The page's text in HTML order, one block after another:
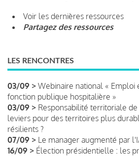
Voir les dernières ressources
Partagez des ressources
LES RENCONTRES
03/09 > Webinaire national « Emploi
fonction publique hospitalière »
03/09 > Responsabilité territoriale
leviers pour des territoires plus
résilients ?
07/09 > Le manager augmenté par
16/09 > Élection présidentielle : les